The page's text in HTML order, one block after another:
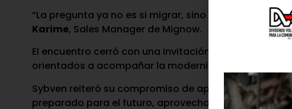
“La pregunta ya no es si migrar, sino cómo hacerlo
Karime, Sales Manager de Mignow.
El encuentro cerró con una invitación de ASUG
orientados a acompañar la modernización
Sybven reiteró su compromiso de apoyar a las
preparado para el futuro, aprovechando modelos